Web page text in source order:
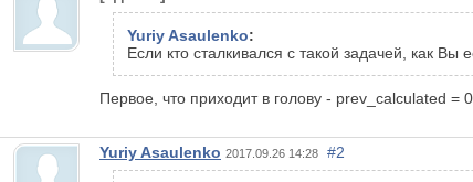
Yuriy Asaulenko:
Если кто сталкивался с такой задачей, как
Первое, что приходит в голову - prev_calculated =
Yuriy Asaulenko 2017.09.26 14:28 #2